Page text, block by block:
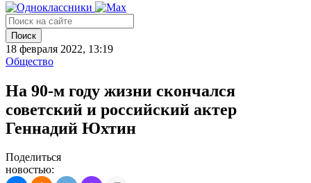
Поиск
18 февраля 2022, 13:19
Общество
На 90-м году жизни скончался
советский и российский актер
Геннадий Юхтин
Поделиться
новостью: